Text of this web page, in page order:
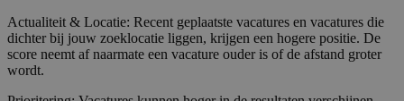
Actualiteit & Locatie: Recent geplaatste vacatures en vacatures die
dichter bij jouw zoeklocatie liggen, krijgen een hogere positie. De
score neemt af naarmate een vacature ouder is of de afstand groter
wordt.